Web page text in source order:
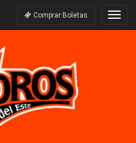
Comprar Boletas